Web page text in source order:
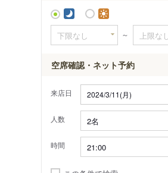
～
空席確認・ネット予約
来店日
人数
時間